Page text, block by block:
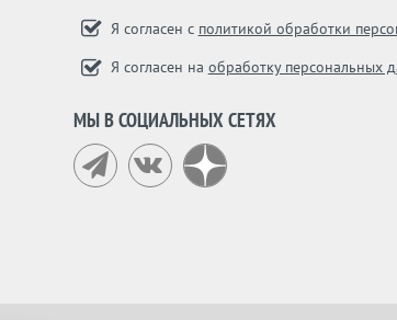
Я согласен с политикой обработки
Я согласен на обработку персональных
МЫ В СОЦИАЛЬНЫХ СЕТЯХ